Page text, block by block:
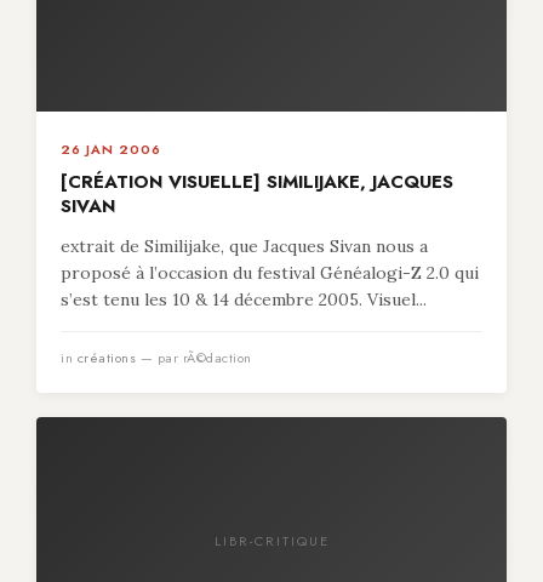
26 JAN 2006
[CRÉATION VISUELLE] SIMILIJAKE, JACQUES
SIVAN
extrait de Similijake, que Jacques Sivan nous a
proposé à l’occasion du festival Généalogi-Z 2.0 qui
s’est tenu les 10 & 14 décembre 2005. Visuel...
in créations — par rÃ©daction
LIBR-CRITIQUE